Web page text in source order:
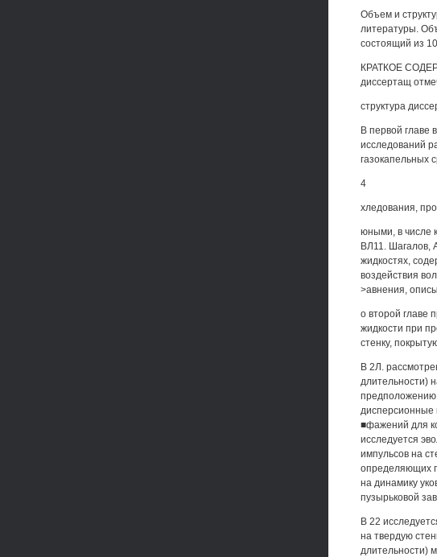
Объем и
литературы.
состоящий из
КРАТКОЕ
диссертащ
структура
В первой главе
исследований
газокапельных
4
хледования,
юными, в числе
ВЛ11. Шагалов,
жидкостях,
воздействия
>авнения,
о второй главе
жидкости при
стенку,
В 2Л.
длительности)
дисперсионные
■фажений для
исследуется
импульсов на
определяющих
на динамику
пузырьковой
В 22
на твердую
длительности)